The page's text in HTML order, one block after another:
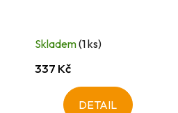
Skladem(1 ks)
337 Kč
DETAIL